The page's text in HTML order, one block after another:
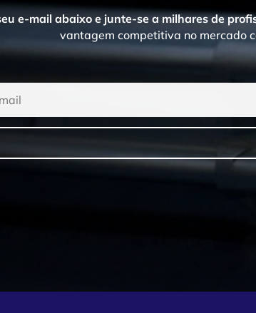
e-mail abaixo e junte-se a milhares de
vantagem competitiva no mercado